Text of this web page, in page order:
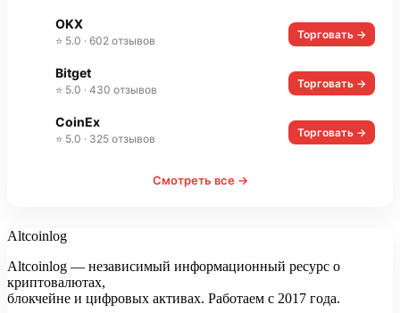
OKX
⭐ 5.0 · 602 отзывов Торговать →
Bitget
⭐ 5.0 · 430 отзывов Торговать →
CoinEx
⭐ 5.0 · 325 отзывов Торговать →
Смотреть все →
Altcoinlog
Altcoinlog — независимый информационный ресурс о
криптовалютах,
блокчейне и цифровых активах. Работаем с 2017 года.